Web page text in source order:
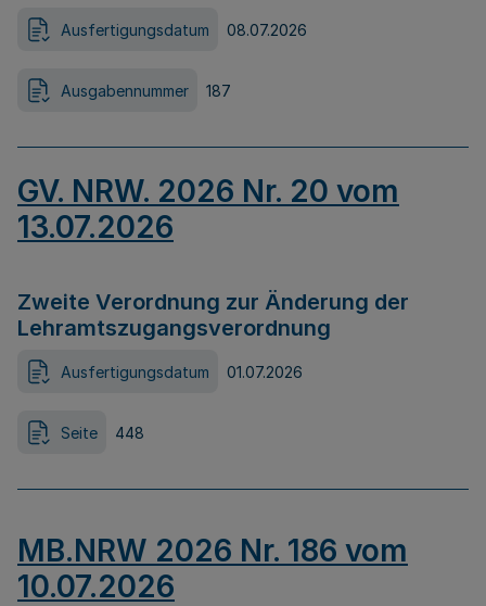
Ausfertigungsdatum 08.07.2026
Ausgabennummer 187
GV. NRW. 2026 Nr. 20 vom
13.07.2026
Zweite Verordnung zur Änderung der
Lehramtszugangsverordnung
Ausfertigungsdatum 01.07.2026
Seite 448
MB.NRW 2026 Nr. 186 vom
10.07.2026